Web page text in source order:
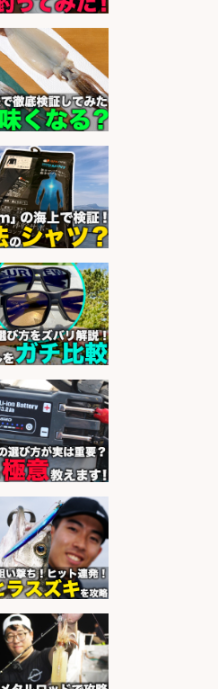
シング用品
日
by 求人ボックス
ーでのル
の知識必
出し/釣り具
大阪府/岸
by 求人ボックス
場・事務
連合会
by 求人ボックス
見る